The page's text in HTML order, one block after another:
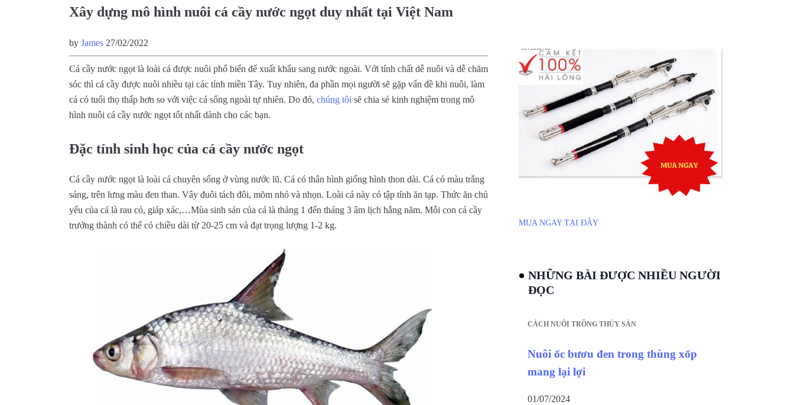
Xây dựng mô hình nuôi cá cầy nước ngọt duy nhất tại Việt Nam
by James 27/02/2022
Cá cầy nước ngọt là loài cá được nuôi phổ biến để xuất khẩu sang nước ngoài. Với tính chất dễ nuôi và dễ chăm
sóc thì cá cầy được nuôi nhiều tại các tỉnh miền Tây. Tuy nhiên, đa phần mọi người sẽ gặp vấn đề khi nuôi, làm
cá có tuổi thọ thấp hơn so với việc cá sống ngoài tự nhiên. Do đó, chúng tôi sẽ chia sẻ kinh nghiệm trong mô
hình nuôi cá cầy nước ngọt tốt nhất dành cho các bạn.
Đặc tính sinh học của cá cầy nước ngọt
Cá cầy nước ngọt là loài cá chuyên sống ở vùng nước lũ. Cá có thân hình giống hình thon dài. Cá có màu trắng
sáng, trên lưng màu đen than. Vây đuôi tách đôi, mõm nhỏ và nhọn. Loài cá này có tập tính ăn tạp. Thức ăn chủ
yếu của cá là rau cỏ, giáp xác,…Mùa sinh sản của cá là tháng 1 đến tháng 3 âm lịch hằng năm. Mỗi con cá cầy
trưởng thành có thể có chiều dài từ 20-25 cm và đạt trọng lượng 1-2 kg.
MUA NGAY TẠI ĐÂY
NHỮNG BÀI ĐƯỢC NHIỀU NGƯỜI
ĐỌC
CÁCH NUÔI TRỒNG THỦY SẢN
Nuôi ốc bươu đen trong thùng xốp
mang lại lợi
01/07/2024